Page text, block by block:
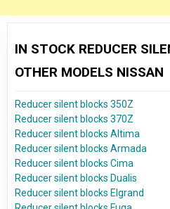
IN STOCK REDUCER
OTHER MODELS NISSAN
Reducer silent blocks 350Z
Reducer silent blocks 370Z
Reducer silent blocks Altima
Reducer silent blocks Armada
Reducer silent blocks Cima
Reducer silent blocks Dualis
Reducer silent blocks Elgrand